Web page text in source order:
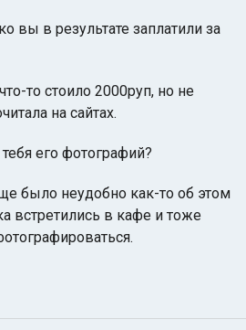
вы в результате заплатили за
то стоило 2000руп, но не
на сайтах.
его фотографий?
было неудобно как-то об этом
встретились в кафе и тоже